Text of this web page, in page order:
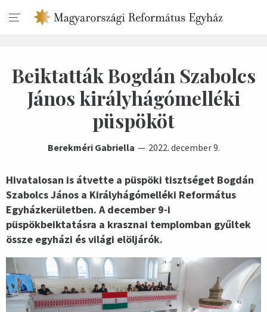
Beiktatták Bogdán Szabolcs
János királyhágómelléki
püspököt
Berekméri Gabriella 2022. december 9.
Hivatalosan is átvette a püspöki tisztséget Bogdán
Szabolcs János a Királyhágómelléki Református
Egyházkerületben. A december 9-i
püspökbeiktatásra a krasznai templomban gyűltek
össze egyházi és világi elöljárók.